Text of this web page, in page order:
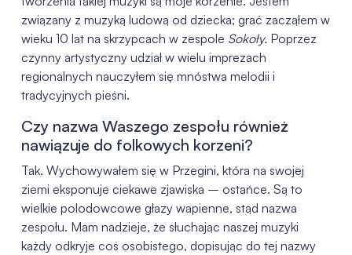
związany z muzyką ludową od dziecka; grać zacząłem w
wieku 10 lat na skrzypcach w zespole Sokoły. Poprzez
czynny artystyczny udział w wielu imprezach
regionalnych nauczyłem się mnóstwa melodii i
tradycyjnych pieśni.
Czy nazwa Waszego zespołu również
nawiązuje do folkowych korzeni?
Tak. Wychowywałem się w Przegini, która na swojej
ziemi eksponuje ciekawe zjawiska – ostańce. Są to
wielkie polodowcowe głazy wapienne, stąd nazwa
zespołu. Mam nadzieje, że słuchając naszej muzyki
każdy odkryje coś osobistego, dopisując do tej nazwy